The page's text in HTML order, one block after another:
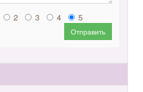
2 3 4 5
Отправить